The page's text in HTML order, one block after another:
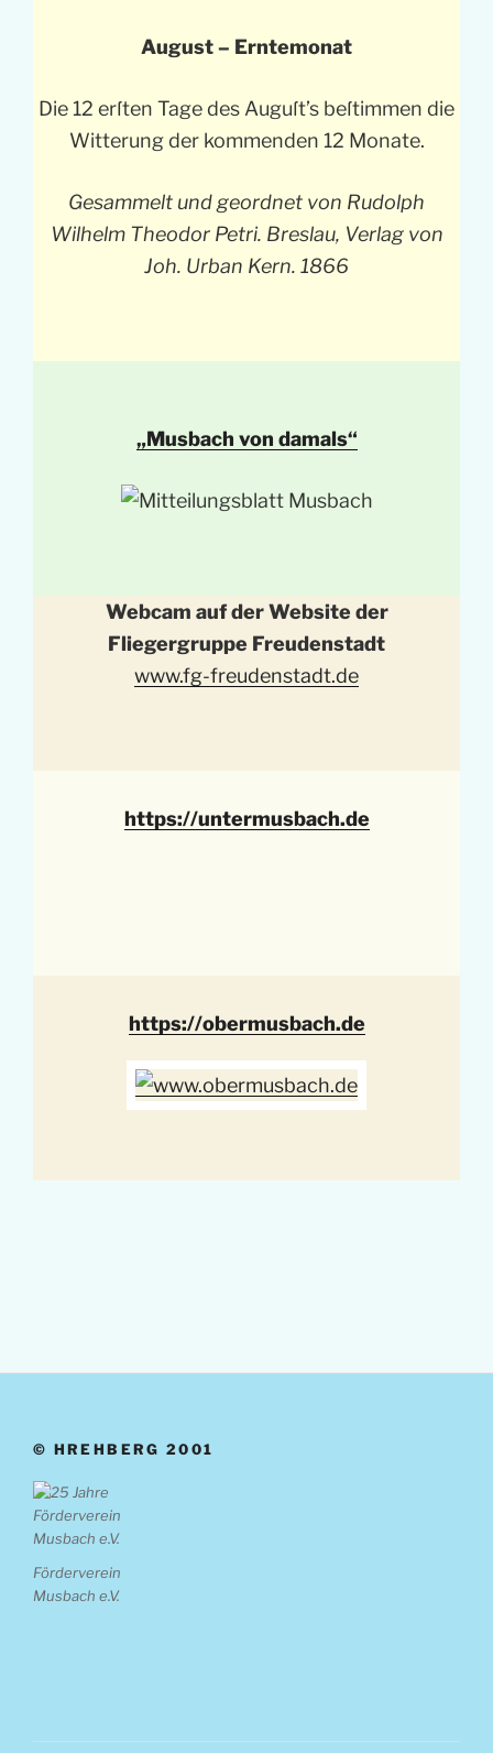
August – Erntemonat
Die 12 erſten Tage des Auguſt’s beſtimmen die
Witterung der kommenden 12 Monate.
Gesammelt und geordnet von Rudolph
Wilhelm Theodor Petri. Breslau, Verlag von
Joh. Urban Kern. 1866
„Musbach von damals“
Webcam auf der Website der
Fliegergruppe Freudenstadt
www.fg-freudenstadt.de
https://untermusbach.de
https://obermusbach.de
© HREHBERG 2001
Förderverein
Musbach e.V.